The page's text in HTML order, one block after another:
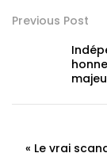
Previous Post
« Le vrai